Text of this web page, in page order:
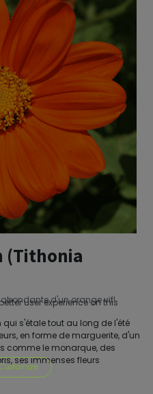
(Tithonia
abondante d'un orange vif!
s'étale tout au long de l'été
en forme de marguerite, d'un
comme le monarque, des
ses immenses fleurs
user experience on this
Customize